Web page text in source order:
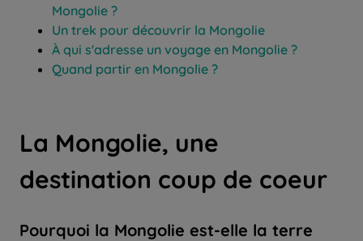
Mongolie ?
Un trek pour découvrir la Mongolie
À qui s'adresse un voyage en Mongolie ?
Quand partir en Mongolie ?
La Mongolie, une
destination coup de coeur
Pourquoi la Mongolie est-elle la terre